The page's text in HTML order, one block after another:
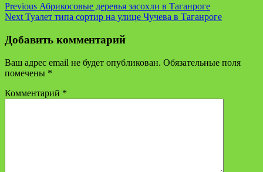
Continue
Reading
Previous Абрикосовые деревья засохли в Таганроге
Next Туалет типа сортир на улице Чучева в Таганроге
Добавить комментарий
Ваш адрес email не будет опубликован. Обязательные поля
помечены *
Комментарий *